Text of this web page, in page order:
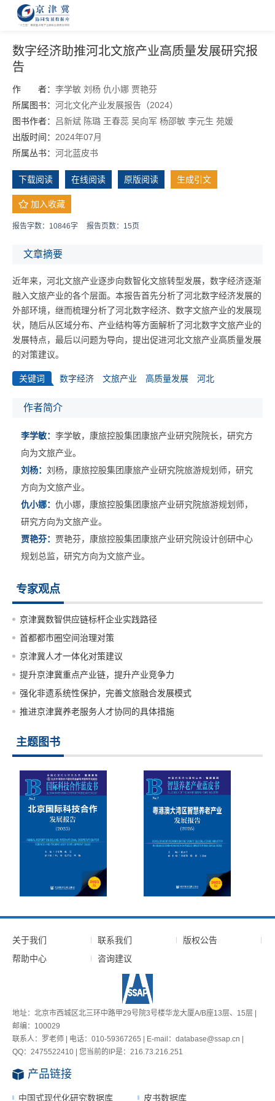
数字经济助推河北文旅产业高质量发展研究报
告
作 者： 李学敏 刘杨 仇小娜 贾艳芬
所属图书： 河北文化产业发展报告（2024）
图书作者： 吕新斌 陈璐 王春蕊 吴向军 杨邵敏 李元生 苑媛
出版时间： 2024年07月
所属丛书： 河北蓝皮书
下载阅读 在线阅读 原版阅读 生成引文
加入收藏
报告字数：10846字 报告页数：15页
文章摘要
近年来，河北文旅产业逐步向数智化文旅转型发展，数字经济逐渐
融入文旅产业的各个层面。本报告首先分析了河北数字经济发展的
外部环境，继而梳理分析了河北数字经济、数字文旅产业的发展现
状，随后从区域分布、产业结构等方面解析了河北数字文旅产业的
发展特点，最后以问题为导向，提出促进河北文旅产业高质量发展
的对策建议。
关键词 数字经济 文旅产业 高质量发展 河北
作者简介
李学敏： 李学敏，康旅控股集团康旅产业研究院院长，研究方
向为文旅产业。
刘杨： 刘杨，康旅控股集团康旅产业研究院旅游规划师，研究
方向为文旅产业。
仇小娜： 仇小娜，康旅控股集团康旅产业研究院旅游规划师，
研究方向为文旅产业。
贾艳芬： 贾艳芬，康旅控股集团康旅产业研究院设计创研中心
规划总监，研究方向为文旅产业。
专家观点
京津冀数智供应链标杆企业实践路径
首都都市圈空间治理对策
京津冀人才一体化对策建议
提升京津冀重点产业链，提升产业竞争力
强化非遗系统性保护，完善文旅融合发展模式
推进京津冀养老服务人才协同的具体措施
主题图书
关于我们 联系我们
版权公告
帮助中心
咨询建议
地址：北京市西城区北三环中路甲29号院3号楼华龙大厦A/B座13层、15层 |
邮编：100029
联系人：罗老师 | 电话：010-59367265 | E-mail：database@ssap.cn |
QQ：2475522410 | 您当前的IP是： 216.73.216.251
产品链接
中国式现代化研究数据库 皮书数据库